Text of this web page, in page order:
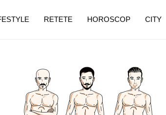
RETETE HOROSCOP CITY
pe măsură ce înaintezi în vârstă